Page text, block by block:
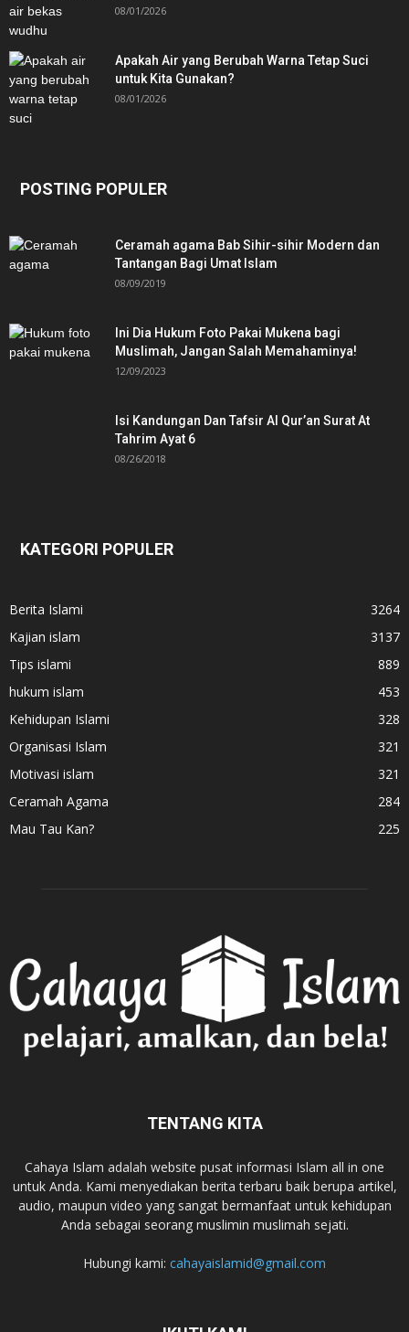
08/01/2026
Apakah Air yang Berubah Warna Tetap Suci
untuk Kita Gunakan?
08/01/2026
POSTING POPULER
Ceramah agama Bab Sihir-sihir Modern dan
Tantangan Bagi Umat Islam
08/09/2019
Ini Dia Hukum Foto Pakai Mukena bagi
Muslimah, Jangan Salah Memahaminya!
12/09/2023
Isi Kandungan Dan Tafsir Al Qur’an Surat At
Tahrim Ayat 6
08/26/2018
KATEGORI POPULER
Berita Islami
3264
Kajian islam
3137
Tips islami
889
hukum islam
453
Kehidupan Islami
328
Organisasi Islam
321
Motivasi islam
321
Ceramah Agama
284
Mau Tau Kan?
225
TENTANG KITA
Cahaya Islam adalah website pusat informasi Islam all in one
untuk Anda. Kami menyediakan berita terbaru baik berupa artikel,
audio, maupun video yang sangat bermanfaat untuk kehidupan
Anda sebagai seorang muslimin muslimah sejati.
Hubungi kami: cahayaislamid@gmail.com